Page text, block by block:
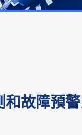
目
和機器人
和故障預